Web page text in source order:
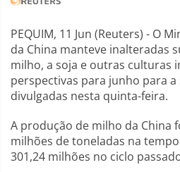
PEQUIM, 11 Jun (Reuters) - O
da China manteve inalteradas
milho, a soja e outras culturas
perspectivas para junho para a
divulgadas nesta quinta-feira.
A produção de milho da China
milhões de toneladas na
301,24 milhões no ciclo